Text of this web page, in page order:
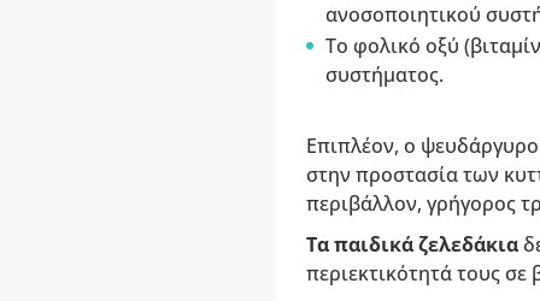
ανοσοποιητικού
Το φολικό οξύ
συστήματος.
Επιπλέον, ο
στην προστασία των
περιβάλλον, γρήγορος
Τα παιδικά ζελεδάκια
περιεκτικότητά τους